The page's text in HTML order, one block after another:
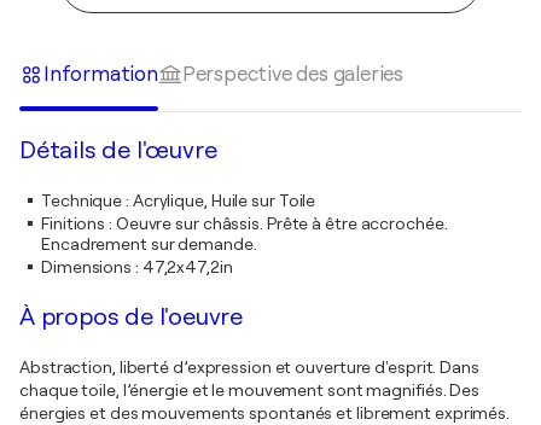
Information Perspective des galeries
Détails de l'œuvre
Technique: Acrylique, Huile sur Toile
Finitions : Oeuvre sur châssis. Prête à être accrochée.
Encadrement sur demande.
Dimensions : 47,2x47,2in
À propos de l'oeuvre
Abstraction, liberté d’expression et ouverture d'esprit. Dans
chaque toile, l’énergie et le mouvement sont magnifiés. Des
énergies et des mouvements spontanés et librement exprimés.